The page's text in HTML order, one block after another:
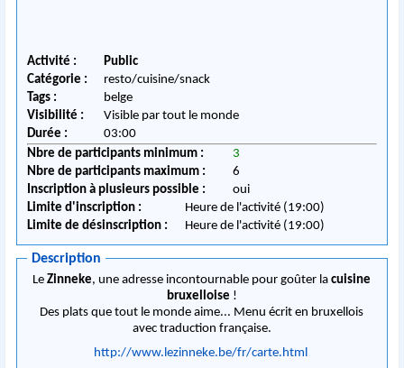
Activité :
Public
Catégorie :
resto/cuisine/snack
Tags :
belge
Visibilité :
Visible par tout le monde
Durée :
03:00
Nbre de participants minimum :
3
Nbre de participants maximum :
6
Inscription à plusieurs possible :
oui
Limite d'inscription :
Heure de l'activité (19:00)
Limite de désinscription :
Heure de l'activité (19:00)
Description
LeZinneke, une adresse incontournable pour goûter lacuisine
bruxelloise !
Des plats que tout le monde aime... Menu écrit en bruxellois
avec traduction française.
http://www.lezinneke.be/fr/carte.html